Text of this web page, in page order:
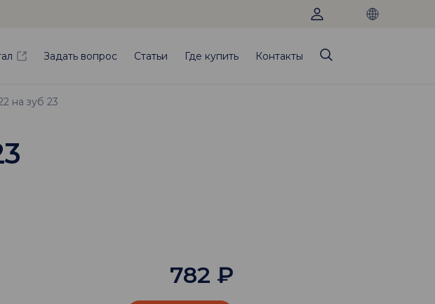
Задать вопрос Статьи Где купить Контакты
на зуб 23
782 ₽